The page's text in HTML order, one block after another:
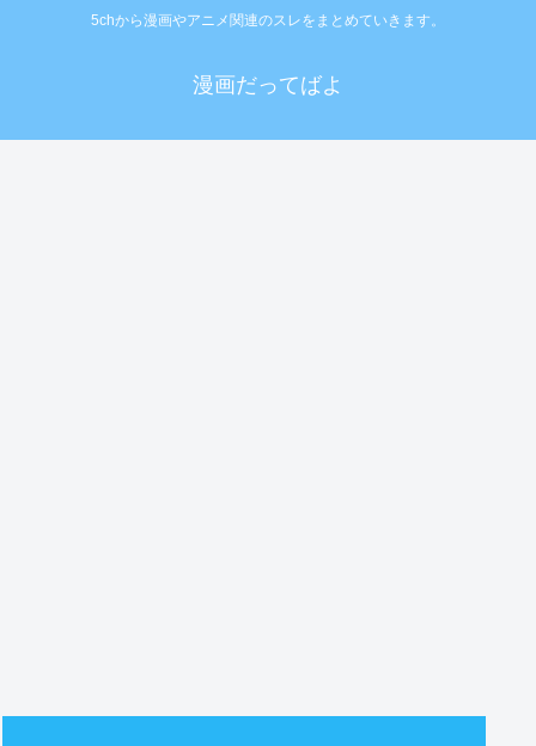
5chから漫画やアニメ関連のスレをまとめていきます。
漫画だってばよ